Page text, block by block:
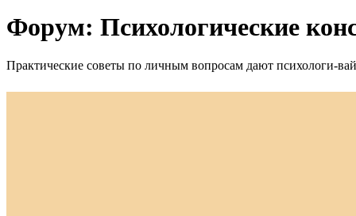
Форум: Психологические
Практические советы по личным вопросам дают психологи-